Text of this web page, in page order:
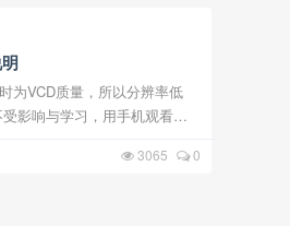
为VCD质量，所以分辨率低
影响与学习，用手机观看影
名对人的影响力与简介。 2、
3065 0